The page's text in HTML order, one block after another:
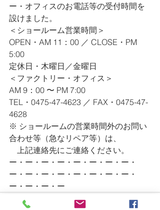
ー・オフィスのお電話等の受付時間を
設けました。
＜ショールーム営業時間＞
OPEN・AM 11：00 ／ CLOSE・PM
5:00
定休日・木曜日／金曜日
＜ファクトリー・オフィス＞
AM 9：00 〜 PM 7:00
TEL・0475-47-4623 ／ FAX・0475-47-
4628
※ ショールームの営業時間外のお問い
合わせ等（急なリペア等）は、
上記連絡先にご連絡ください。
ー・ー・ー・ー・ー・ー・ー・ー・
ー・ー・ー・ー・ー・ー・ー・ー・
ー・ー・ー・ー